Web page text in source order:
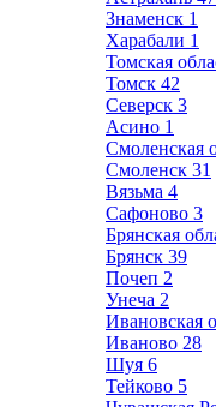
Знаменск 1
Харабали 1
Томская
Томск 42
Северск 3
Асино 1
Смоленская
Смоленск 31
Вязьма 4
Сафоново 3
Брянская
Брянск 39
Почеп 2
Унеча 2
Ивановская
Иваново 28
Шуя 6
Тейково 5